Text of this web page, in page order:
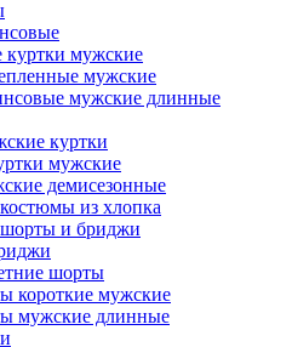
мужские
мужские
мужские длинные
куртки
мужские
демисезонные
из хлопка
и бриджи
шорты
короткие мужские
мужские длинные